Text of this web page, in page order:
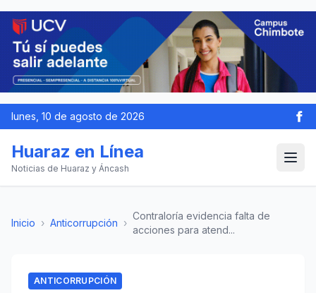
lunes, 10 de agosto de 2026
Huaraz en Línea
Noticias de Huaraz y Áncash
Inicio › Anticorrupción ›
Contraloría evidencia falta de
acciones para atend...
ANTICORRUPCIÓN